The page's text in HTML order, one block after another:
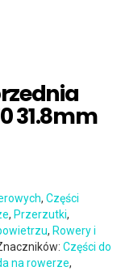
31.8mm
, Części
, Przerzutki,
, Rowery i
Części do
na rowerze,